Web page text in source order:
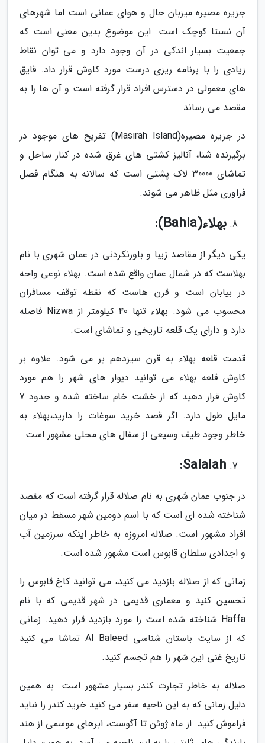
جزیره مصیره میزبان حال و هوای عمانی است اما شهرهای
آن نسبتا کوچک است. این موضوع بدین معنی است که
جمعیت بسیار اندکی در آن وجود دارد و می توان نقاط
زیادی را با برنامه ریزی درست مورد کاوش قرار داد. قایق
های معمولی در دسترس افراد قرار گرفته است و آن ها را به
مقصد می رساند.
در جزیره مصیره(Masirah Island) تفریح های موجود در
برگیرنده شنا، آنالیز کشتی های غرق شده در کنار ساحل و
تماشای 30000 لاک پشتی است که سالانه به هنگام فصل
فراوری مثل ظاهر می شوند.
بهلاء(Bahla):
یکی دیگر از مقاصد زیبا و باورنکردنی در عمان شهری با نام
بهلاست که در شمال عمان واقع شده است. بهلاء نوعی واحه
در بیابان است و قرن هاست که نقطه توقف مسافران
محسوب می شود. بهلاء تنها 40 کیلومتر از Nizwa فاصله
دارد و دارای یک قلعه تاریخی و تماشای است.
قدمت قلعه بهلاء به قرن سیزدهم بر می شود. علاوه بر
کاوش قلعه بهلاء می توانید دیوار های شهر را هم مورد
کاوش قرار دهید که از خشت خام ساخته شده و حدود 7
مایل طول دارد. اگر قصد خرید سوغات را دارید،بهلاء به
خاطر وجود طیف وسیعی از سفال های محلی مشهور است.
Salalah:
در جنوب عمان شهری به نام صلاله قرار گرفته است که مقصد
شناخته شده ای است که با اسم دومین شهر مسقط در میان
افراد مشهور است. صلاله امروزه به خاطر اینکه سرزمین آب
و اجدادی سلطان قابوس است مشهور شده است.
زمانی که از صلاله بازدید می کنید، می توانید کاخ قابوس را
تحسین کنید و معماری قدیمی در شهر قدیمی که با نام
Haffa شناخته شده است را مورد بازدید قرار دهید. زمانی
که از سایت باستان شناسی Al Baleed تماشا می کنید
تاریخ غنی این شهر را هم تجسم کنید.
صلاله به خاطر تجارت کندر بسیار مشهور است. به همین
دلیل زمانی که به این ناحیه سفر می کنید خرید کندر را نباید
فراموش کنید. از ماه ژوئن تا آگوست، ابرهای موسمی از هند